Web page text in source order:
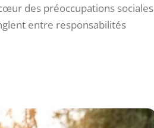
des préoccupations sociales
entre responsabilités